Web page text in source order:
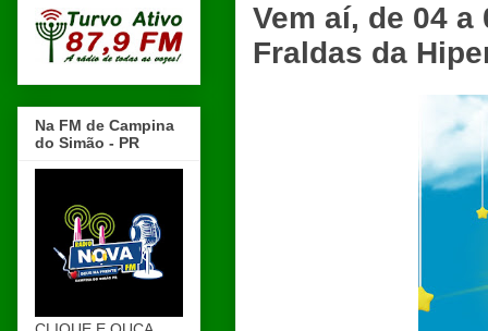
Vem aí, de 04
Fraldas da
Na FM de Campina
do Simão - PR